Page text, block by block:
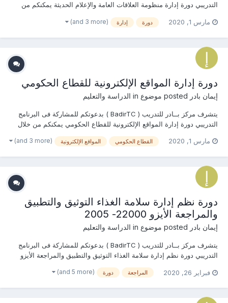
التدريبي دورة إدارة منظومة العلاقات العامة والإعلام الحديثة يمكنكم من
أو من خلال التواصل معنا ... ــــــــــــــــــــــ ج...
مارس 1, 2020 دورة إدارة (and 3 more)
دورة إدارة المواقع الإلكترونية للقطاع الحكومي
إيمان بادر الدراسة والتعليم
يتشرف مركز بــادر للتدريب ( BadirTC ) بدعوتكم للمشاركة فى البرنامج
التدريبي دورة إدارة المواقع الإلكترونية للقطاع الحكومي يمكنكم من خلال
من خلال التواصل معنا ... ــــــــــــــــــــــ جوال /...
مارس 1, 2020 القطاع الحكومي المواقع الإلكترونية (and 3 more)
دورة نظم إدارة سلامة الغذاء التوثيق والتطبيق
والمراجعة الأيزو 22000- 2005
إيمان بادر الدراسة والتعليم
يتشرف مركز بــادر للتدريب ( BadirTC ) بدعوتكم للمشاركة فى البرنامج
التدريبي دورة نظم إدارة سلامة الغذاء التوثيق والتطبيق والمراجعة الأيزو
العلمي الخاص بالبرنامج التدريبي أو من خلال التواصل معنا ... ــ...
فبراير 26, 2020 المراجعة دورة (and 5 more)